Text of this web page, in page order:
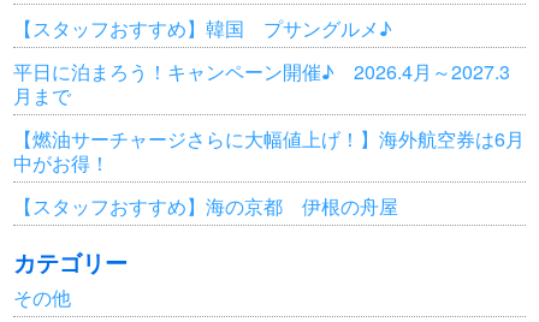
【スタッフおすすめ】韓国 プサングルメ♪
平日に泊まろう！キャンペーン開催♪ 2026.4月～2027.3
月まで
【燃油サーチャージさらに大幅値上げ！】海外航空券は6月
中がお得！
【スタッフおすすめ】海の京都 伊根の舟屋
カテゴリー
その他